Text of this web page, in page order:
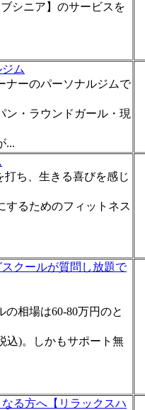
シニア】のサービスを
ム
ナーのパーソナルジムで
ン・ラウンドガール・現
...
ち、生きる喜びを感じ
するためのフィットネス
クールが質問し放題で
相場は60-80万円のと
)。しかもサポート無
る方へ【リラックスハ